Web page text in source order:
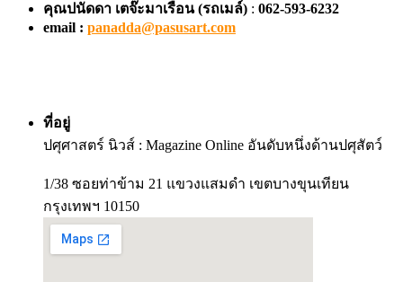
คุณปนัดดา เตจ๊ะมาเรือน (รถเมล์) : 062-593-6232
email : panadda@pasusart.com
ที่อยู่
ปศุศาสตร์ นิวส์ : Magazine Online อันดับหนึ่งด้านปศุสัตว์
1/38 ซอยท่าข้าม 21 แขวงแสมดำ เขตบางขุนเทียน
กรุงเทพฯ 10150